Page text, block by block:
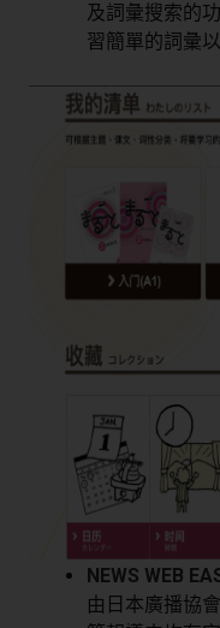
及詞彙搜索的
習簡單的詞彙
NEWS WEB
由日本廣播協